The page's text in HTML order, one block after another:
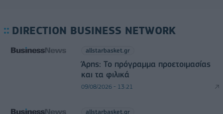
DIRECTION BUSINESS NETWORK
allstarbasket.gr
Άρης: Το πρόγραμμα προετοιμασίας
και τα φιλικά
09/08/2026 - 13:21
allstarbasket.gr